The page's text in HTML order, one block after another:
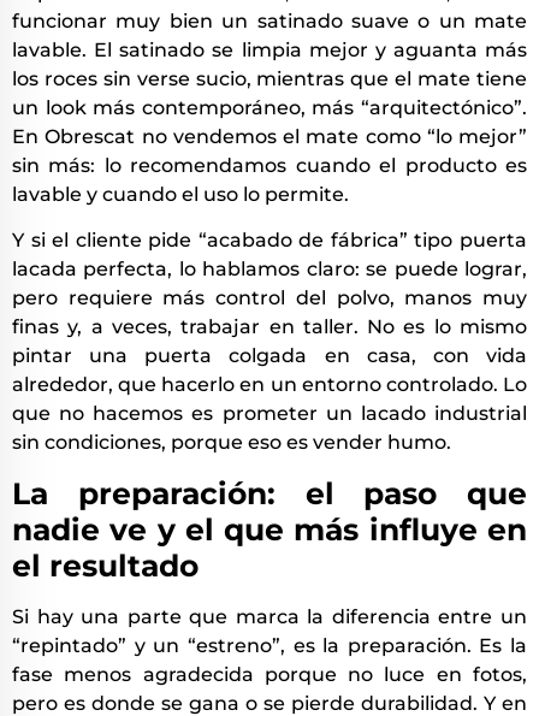
funcionar muy bien un satinado suave o un mate
lavable. El satinado se limpia mejor y aguanta más
los roces sin verse sucio, mientras que el mate tiene
un look más contemporáneo, más “arquitectónico”.
En Obrescat no vendemos el mate como “lo mejor”
sin más: lo recomendamos cuando el producto es
lavable y cuando el uso lo permite.
Y si el cliente pide “acabado de fábrica” tipo puerta
lacada perfecta, lo hablamos claro: se puede lograr,
pero requiere más control del polvo, manos muy
finas y, a veces, trabajar en taller. No es lo mismo
pintar una puerta colgada en casa, con vida
alrededor, que hacerlo en un entorno controlado. Lo
que no hacemos es prometer un lacado industrial
sin condiciones, porque eso es vender humo.
La preparación: el paso que
nadie ve y el que más influye en
el resultado
Si hay una parte que marca la diferencia entre un
“repintado” y un “estreno”, es la preparación. Es la
fase menos agradecida porque no luce en fotos,
pero es donde se gana o se pierde durabilidad. Y en